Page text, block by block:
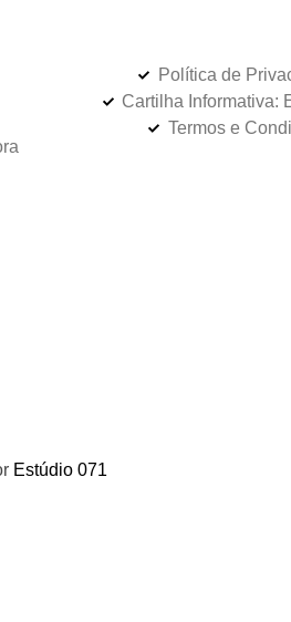
Política de
Cartilha Informativa:
Termos e
Estúdio 071